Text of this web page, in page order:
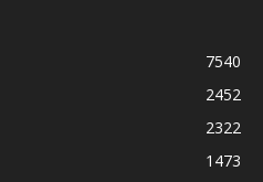
7540
2452
2322
1473